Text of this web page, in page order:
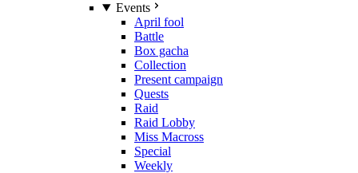
Events
April fool
Battle
Box gacha
Collection
Present campaign
Quests
Raid
Raid Lobby
Miss Macross
Special
Weekly